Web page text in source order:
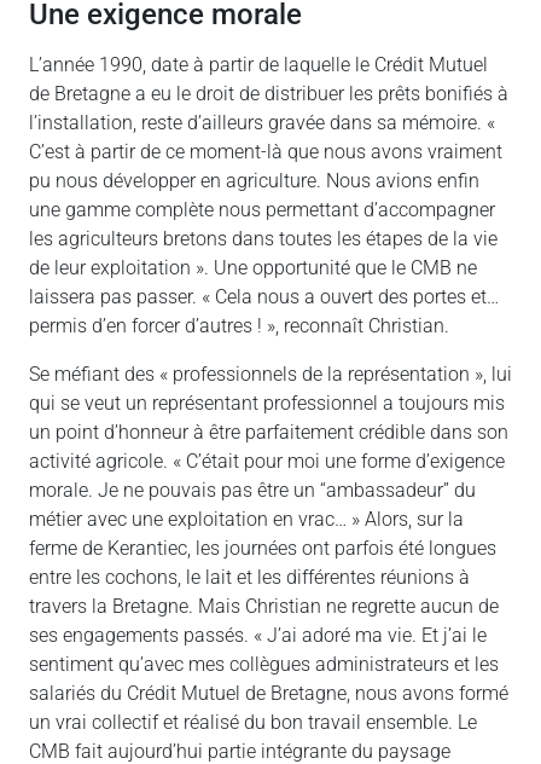
Une exigence morale
L’année 1990, date à partir de laquelle le Crédit Mutuel
de Bretagne a eu le droit de distribuer les prêts bonifiés à
l’installation, reste d’ailleurs gravée dans sa mémoire. «
C’est à partir de ce moment-là que nous avons vraiment
pu nous développer en agriculture. Nous avions enfin
une gamme complète nous permettant d’accompagner
les agriculteurs bretons dans toutes les étapes de la vie
de leur exploitation ». Une opportunité que le CMB ne
laissera pas passer. « Cela nous a ouvert des portes et…
permis d’en forcer d’autres ! », reconnaît Christian.
Se méfiant des « professionnels de la représentation », lui
qui se veut un représentant professionnel a toujours mis
un point d’honneur à être parfaitement crédible dans son
activité agricole. « C’était pour moi une forme d’exigence
morale. Je ne pouvais pas être un “ambassadeur” du
métier avec une exploitation en vrac… » Alors, sur la
ferme de Kerantiec, les journées ont parfois été longues
entre les cochons, le lait et les différentes réunions à
travers la Bretagne. Mais Christian ne regrette aucun de
ses engagements passés. « J’ai adoré ma vie. Et j’ai le
sentiment qu’avec mes collègues administrateurs et les
salariés du Crédit Mutuel de Bretagne, nous avons formé
un vrai collectif et réalisé du bon travail ensemble. Le
CMB fait aujourd’hui partie intégrante du paysage